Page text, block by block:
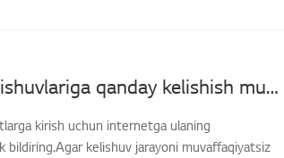
[LG TV] Foydalanuvchi kelishuvlariga qanday kelishish mumkin
kirish uchun internetga ulaning
bildiring.Agar kelishuv jarayoni muvaffaqiyatsiz